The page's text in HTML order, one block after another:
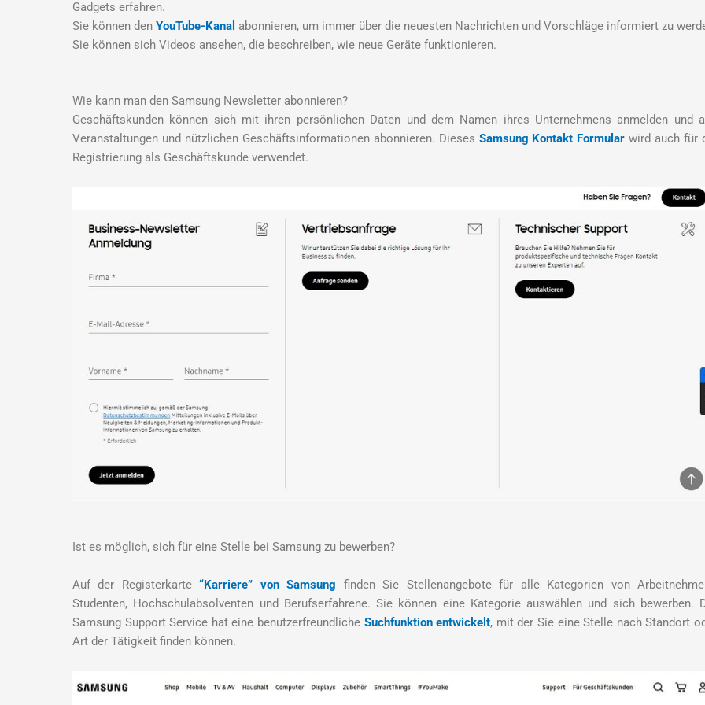
Gadgets erfahren.
Sie können den YouTube-Kanal abonnieren, um immer über die neuesten Nachrichten und Vorschläge informiert zu
Sie können sich Videos ansehen, die beschreiben, wie neue Geräte funktionieren.
Wie kann man den Samsung Newsletter abonnieren?
Geschäftskunden können sich mit ihren persönlichen Daten und dem Namen ihres Unternehmens anmelden und
Veranstaltungen und nützlichen Geschäftsinformationen abonnieren. Dieses Samsung Kontakt Formular wird auch für
Registrierung als Geschäftskunde verwendet.
Ist es möglich, sich für eine Stelle bei Samsung zu bewerben?
Auf der Registerkarte“Karriere” von Samsung finden Sie Stellenangebote für alle Kategorien von
Studenten, Hochschulabsolventen und Berufserfahrene. Sie können eine Kategorie auswählen und sich bewerben.
Samsung Support Service hat eine benutzerfreundliche Suchfunktion entwickelt, mit der Sie eine Stelle nach Standort
Art der Tätigkeit finden können.